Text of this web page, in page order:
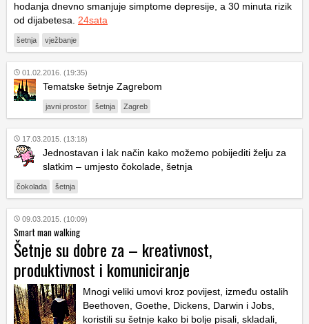
hodanja dnevno smanjuje simptome depresije, a 30 minuta rizik
od dijabetesa. 24sata
šetnja vježbanje
01.02.2016. (19:35)
Tematske šetnje Zagrebom
javni prostor šetnja Zagreb
17.03.2015. (13:18)
Jednostavan i lak način kako možemo pobijediti želju za
slatkim – umjesto čokolade, šetnja
čokolada šetnja
09.03.2015. (10:09)
Smart man walking
Šetnje su dobre za – kreativnost,
produktivnost i komuniciranje
Mnogi veliki umovi kroz povijest, između ostalih
Beethoven, Goethe, Dickens, Darwin i Jobs,
koristili su šetnje kako bi bolje pisali, skladali,